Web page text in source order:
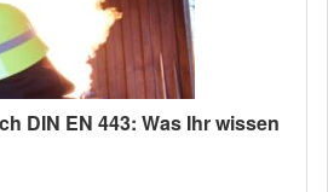
DIN EN 443: Was Ihr wissen